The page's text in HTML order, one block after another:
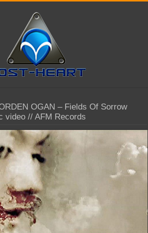
OGAN – Fields Of Sorrow
video // AFM Records